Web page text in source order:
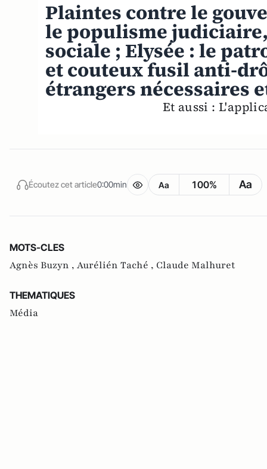
Plaintes contre le
le populisme
sociale ; Elysée : le
et couteux fusil anti-
étrangers nécessaires
Et aussi :
Écoutez cet article0:00min Aa 100% Aa
MOTS-CLES
Agnès Buzyn , Aurélién Taché , Claude Malhuret
THEMATIQUES
Média